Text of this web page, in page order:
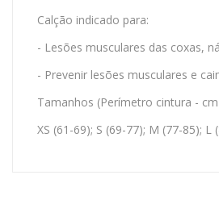
Calção indicado para:
- Lesões musculares das coxas,
- Prevenir lesões musculares e
Tamanhos (Perímetro cintura -
XS (61-69); S (69-77); M (77-85); L